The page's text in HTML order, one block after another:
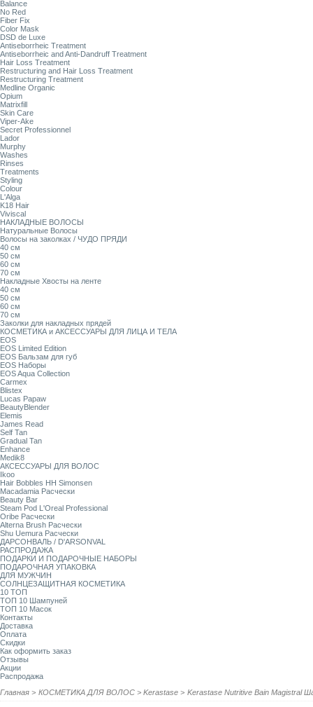
Balance
No Red
Fiber Fix
Color Mask
DSD de Luxe
Antiseborrheic Treatment
Antiseborrheic and Anti-Dandruff Treatment
Hair Loss Treatment
Restructuring and Hair Loss Treatment
Restructuring Treatment
Medline Organic
Opium
Matrixfill
Skin Care
Viper-Ake
Secret Professionnel
Lador
Murphy
Washes
Rinses
Treatments
Styling
Colour
L'Alga
K18 Hair
Viviscal
НАКЛАДНЫЕ ВОЛОСЫ
Натуральные Волосы
Волосы на заколках / ЧУДО ПРЯДИ
40 см
50 см
60 см
70 см
Накладные Хвосты на ленте
40 см
50 см
60 см
70 см
Заколки для накладных прядей
КОСМЕТИКА и АКСЕССУАРЫ ДЛЯ ЛИЦА И ТЕЛА
EOS
EOS Limited Edition
EOS Бальзам для губ
EOS Наборы
EOS Aqua Collection
Carmex
Blistex
Lucas Papaw
BeautyBlender
Elemis
James Read
Self Tan
Gradual Tan
Enhance
Medik8
АКСЕССУАРЫ ДЛЯ ВОЛОС
Ikoo
Hair Bobbles HH Simonsen
Macadamia Расчески
Beauty Bar
Steam Pod L'Oreal Professional
Oribe Расчески
Alterna Brush Расчески
Shu Uemura Расчески
ДАРСОНВАЛЬ / D'ARSONVAL
РАСПРОДАЖА
ПОДАРКИ И ПОДАРОЧНЫЕ НАБОРЫ
ПОДАРОЧНАЯ УПАКОВКА
ДЛЯ МУЖЧИН
СОЛНЦЕЗАЩИТНАЯ КОСМЕТИКА
10 ТОП
ТОП 10 Шампуней
ТОП 10 Масок
Контакты
Доставка
Оплата
Скидки
Как оформить заказ
Отзывы
Акции
Распродажа
Главная > КОСМЕТИКА ДЛЯ ВОЛОС > Kerastase > Kerastase Nutritive Bain Magistral